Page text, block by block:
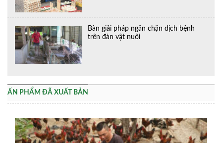
Bàn giải pháp ngăn chặn dịch bệnh
trên đàn vật nuôi
ẤN PHẨM ĐÃ XUẤT BẢN